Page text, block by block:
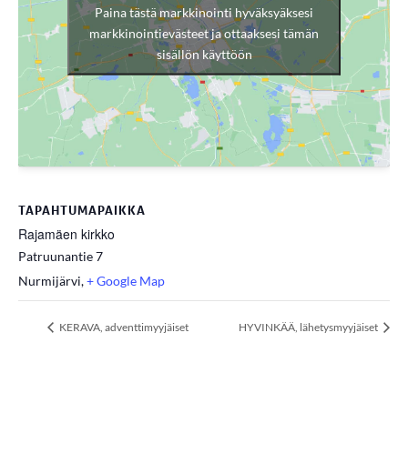
TAPAHTUMAPAIKKA
Rajamäen kirkko
Patruunantie 7
Nurmijärvi,+ Google Map
Paina tästä markkinointi hyväksyäksesi
markkinointievästeet ja ottaaksesi tämän
sisällön käyttöön
KERAVA, adventtimyyjäiset HYVINKÄÄ, lähetysmyyjäiset